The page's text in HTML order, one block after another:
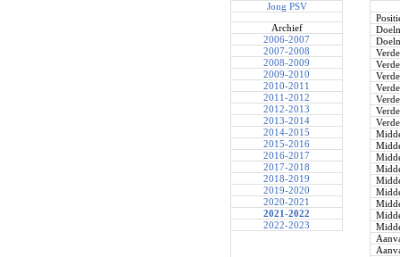
Jong PSV
Archief
2006-2007
2007-2008
2008-2009
2009-2010
2010-2011
2011-2012
2012-2013
2013-2014
2014-2015
2015-2016
2016-2017
2017-2018
2018-2019
2019-2020
2020-2021
2021-2022
2022-2023